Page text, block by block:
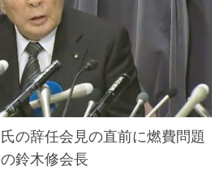
の辞任会見の直前に燃費問題
鈴木修会長